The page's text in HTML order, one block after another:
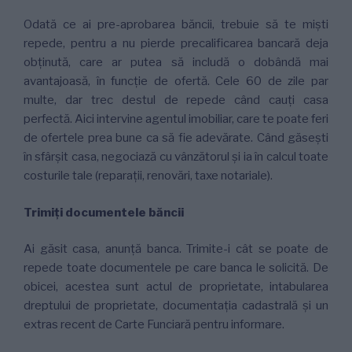
Odată ce ai pre-aprobarea băncii, trebuie să te miști
repede, pentru a nu pierde precalificarea bancară deja
obținută, care ar putea să includă o dobândă mai
avantajoasă, în funcție de ofertă. Cele 60 de zile par
multe, dar trec destul de repede când cauți casa
perfectă. Aici intervine agentul imobiliar, care te poate feri
de ofertele prea bune ca să fie adevărate. Când găsești
în sfârșit casa, negociază cu vânzătorul și ia în calcul toate
costurile tale (reparații, renovări, taxe notariale).
Trimiți documentele băncii
Ai găsit casa, anunță banca. Trimite-i cât se poate de
repede toate documentele pe care banca le solicită. De
obicei, acestea sunt actul de proprietate, intabularea
dreptului de proprietate, documentația cadastrală și un
extras recent de Carte Funciară pentru informare.